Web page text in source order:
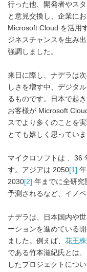
行った他、開発者やス
と意見交換し、企業に
Microsoft Cloud を活用
ジネスチャンスを生み
強調しました。
来日に際し、ナデラは
しさを増す中、デジタ
るものです。日本で起
お客様が Microsoft
スでより多くのことを
とても嬉しく思っていま
マイクロソフトは 、36
す。アジアは 2050[1]
2030[2] 年までに全研究
予測されるなど、イノ
ナデラは、日本国内や
ーションを進めている
ました。例えば、 花王
である竹本滋紀氏とは
したプロジェクトにつ